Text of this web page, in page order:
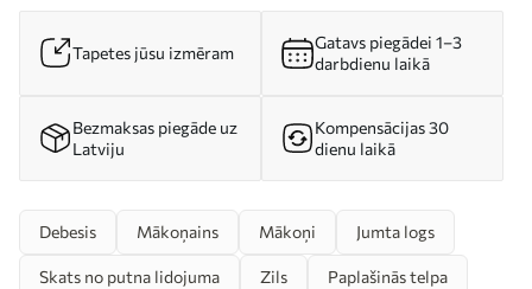
Tapetes jūsu izmēram
Gatavs piegādei 1–3
darbdienu laikā
Bezmaksas piegāde uz
Latviju
Kompensācijas 30
dienu laikā
Debesis Mākoņains Mākoņi Jumta logs
Skats no putna lidojuma Zils Paplašinās telpa